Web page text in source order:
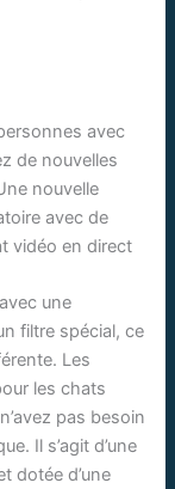
avec
de nouvelles
nouvelle
avec de
vidéo en direct
une
filtre spécial, ce
Les
les chats
pas besoin
Il s’agit d’une
dotée d’une